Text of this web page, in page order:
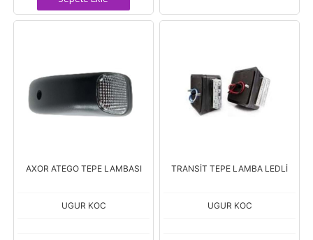
AXOR ATEGO TEPE LAMBASI
UGUR KOC
TRANSİT TEPE LAMBA LEDLİ
UGUR KOC